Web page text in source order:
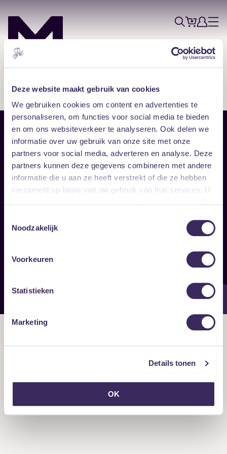
Deze website maakt gebruik van cookies
We gebruiken cookies om content en advertenties te
personaliseren, om functies voor social media te bieden
en om ons websiteverkeer te analyseren. Ook delen we
informatie over uw gebruik van onze site met onze
partners voor social media, adverteren en analyse. Deze
partners kunnen deze gegevens combineren met andere
informatie die u aan ze heeft verstrekt of die ze hebben
verzameld op basis van uw gebruik van hun services. U
Noodzakelijk
Voorkeuren
Statistieken
Marketing
Details tonen
OK
ZoekTicketsAccount
Menu
Sitemap
Home
Vrijwilligers
Verhuur
Disclaimer
Toegankelijkheid
Privacy & cookies
Follow
Onze nieuwsbrief ontvangen?